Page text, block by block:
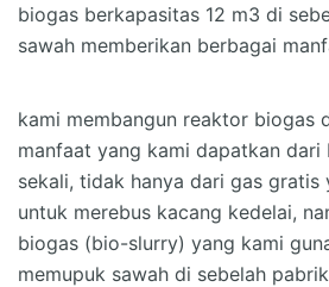
biogas berkapasitas 12 m3 di
sawah memberikan berbagai
kami membangun reaktor biogas
manfaat yang kami dapatkan dari
sekali, tidak hanya dari gas gratis
untuk merebus kacang kedelai,
biogas (bio-slurry) yang kami
memupuk sawah di sebelah